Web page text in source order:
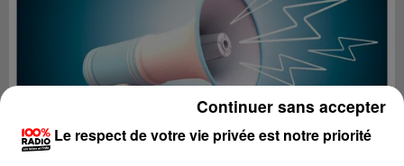
Le respect de votre vie privée est notre priorité
Continuer sans accepter